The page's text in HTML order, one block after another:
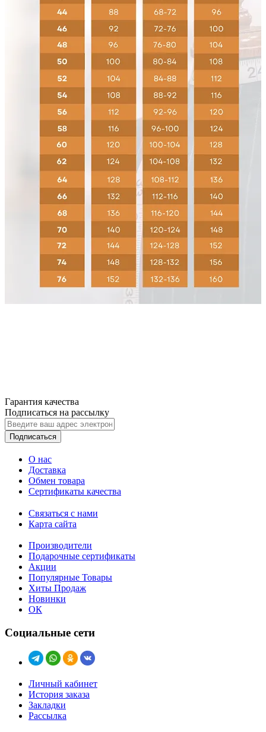
Гарантия качества
Подписаться на рассылку
Подписаться
О нас
Доставка
Обмен товара
Сертификаты качества
Связаться с нами
Карта сайта
Производители
Подарочные сертификаты
Акции
Популярные Товары
Хиты Продаж
Новинки
ОК
Социальные сети
Личный кабинет
История заказа
Закладки
Рассылка